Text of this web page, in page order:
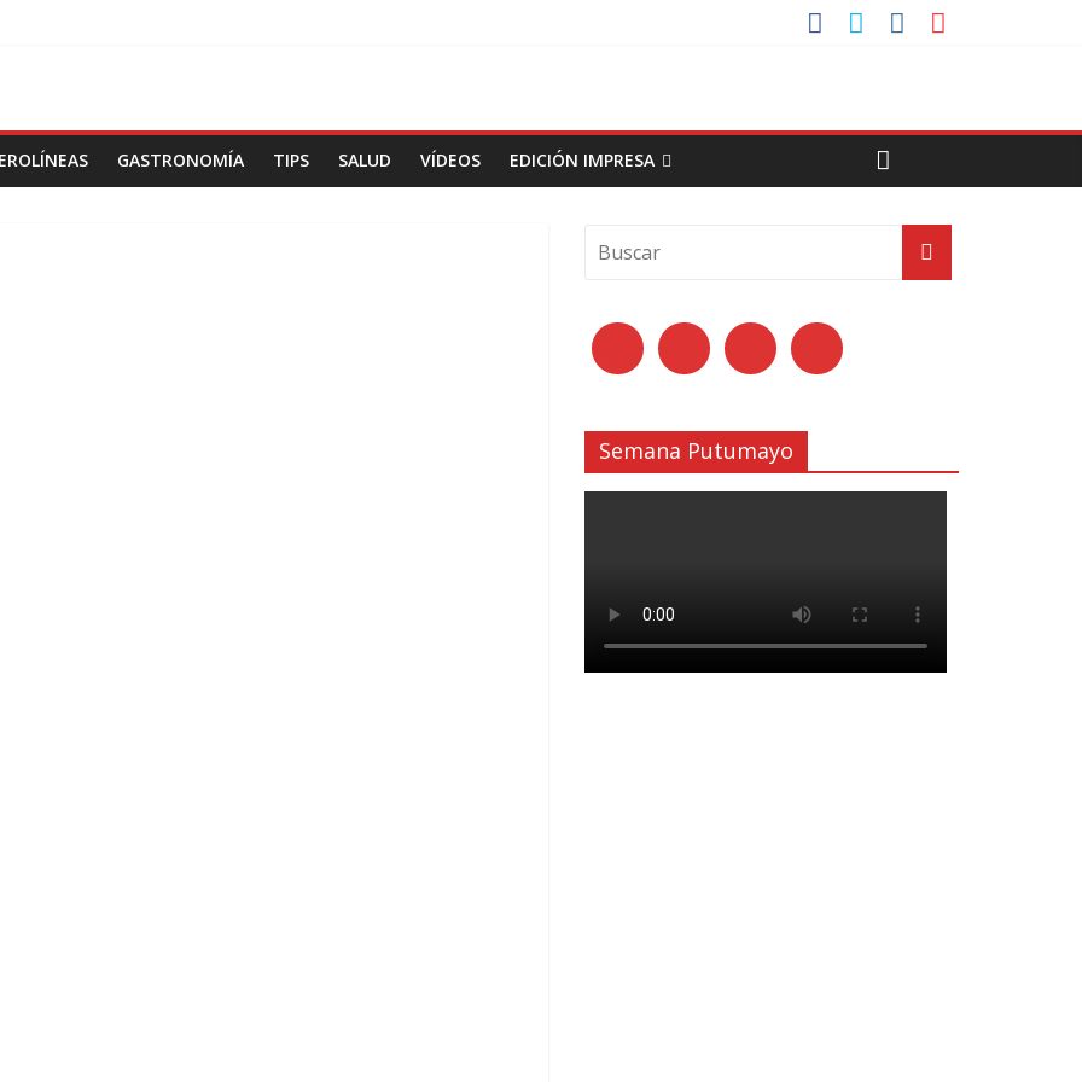
GASTRONOMÍA TIPS SALUD VÍDEOS EDICIÓN IMPRESA
Semana Putumayo